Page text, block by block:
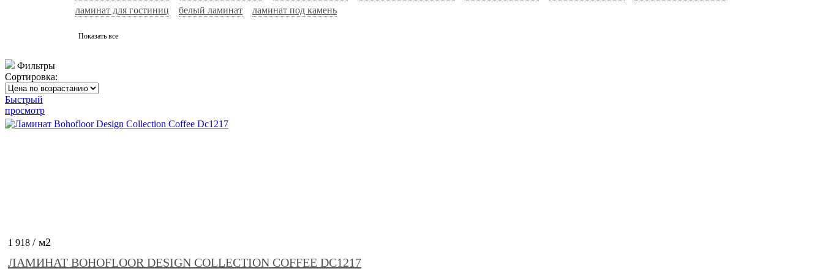
ламинат для гостиниц
белый ламинат ламинат под камень
Показать все
Фильтры
Сортировка:
Быстрый
просмотр
1 918 / м2
ЛАМИНАТ BOHOFLOOR DESIGN COLLECTION COFFEE DC1217